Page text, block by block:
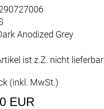
Anodized Grey
ist z.Z. nicht lieferbar
(inkl. MwSt.)
EUR